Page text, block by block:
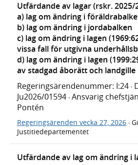
Utfärdande av lagar (rskr. 2025/
a) lag om ändring i
b) lag om ändring i jordabalken
c) lag om ändring i lagen
vissa fall för utgivna
d) lag om ändring i lagen
av stadgad åborätt och landgille
Regeringsärendenummer: I:24 ·
Ju2026/01594 · Ansvarig
Pontén
Regeringsärenden vecka 27, 2026 ·
Justitiedepartementet
Utfärdande av lag om ändring i